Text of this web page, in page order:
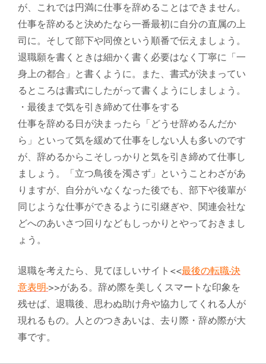
が、これでは円満に仕事を辞めることはできません。
仕事を辞めると決めたなら一番最初に自分の直属の上
司に。そして部下や同僚という順番で伝えましょう。
退職願を書くときは細かく書く必要はなく丁寧に「一
身上の都合」と書くように。また、書式が決まってい
るところは書式にしたがって書くようにしましょう。
・最後まで気を引き締めて仕事をする
仕事を辞める日が決まったら「どうせ辞めるんだか
ら」といって気を緩めて仕事をしない人も多いのです
が、辞めるからこそしっかりと気を引き締めて仕事し
ましょう。「立つ鳥後を濁さず」ということわざがあ
りますが、自分がいなくなった後でも、部下や後輩が
同じような仕事ができるように引継ぎや、関連会社な
どへのあいさつ回りなどもしっかりとやっておきまし
ょう。
退職を考えたら、見てほしいサイト<<最後の転職-決
意表明->>がある。辞め際を美しくスマートな印象を
残せば、退職後、思わぬ助け舟や協力してくれる人が
現れるもの。人とのつきあいは、去り際・辞め際が大
事です。